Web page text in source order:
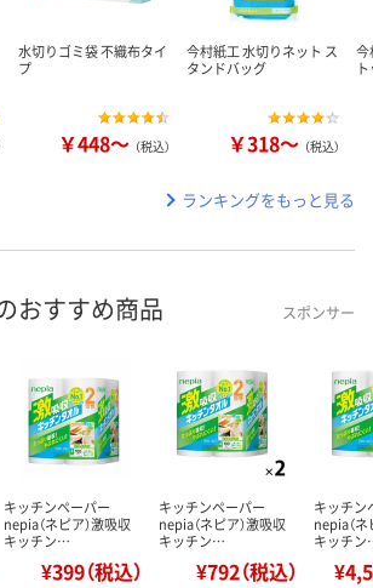
水切りゴミ袋 不織布タイ
プ
￥448～ （税込）
今村紙工 水切りネット ス
タンドバッグ
￥318～ （税込）
今
ランキングをもっと見る
おすすめ商品 スポンサー
キッチンペーパー
nepia（ネピア）激吸収
キッチン…
¥399（税込）
キッチンペーパー
nepia（ネピア）激吸収
キッチン…
¥792（税込）
キッチン
nepia（ネ
キッチ